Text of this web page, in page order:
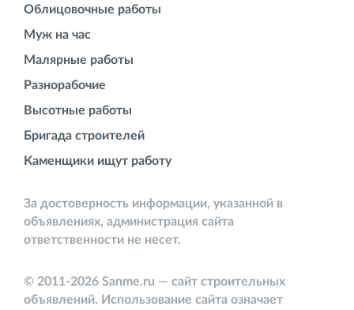
Облицовочные работы
Муж на час
Малярные работы
Разнорабочие
Высотные работы
Бригада строителей
Каменщики ищут работу
За достоверность информации, указанной в
объявлениях, администрация сайта
ответственности не несет.
© 2011-2026 Sanme.ru — сайт строительных
объявлений. Использование сайта означает